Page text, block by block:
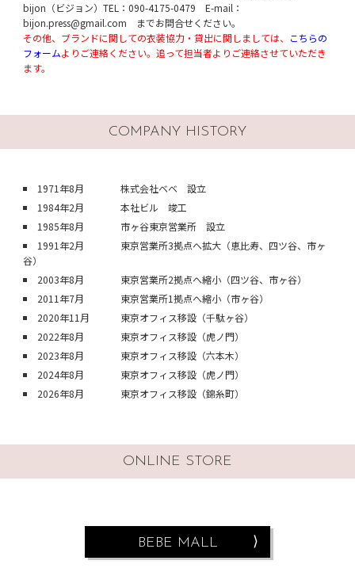
bijon（ビジョン）TEL：090-4175-0479 E-mail：
bijon.press@gmail.com までお問合せください。
その他、ブランドに関しての衣装協力・貸出に関しましては、
こちらの
フォームよりご連絡ください。追って担当者よりご連絡させていただき
ます。
COMPANY HISTORY
1971年8月
株式会社ベベ 設立
1984年2月
本社ビル 竣工
1985年8月
市ヶ谷東京営業所 設立
1991年2月
東京営業所3拠点へ拡大（恵比寿、四ツ谷、市ヶ
谷）
2003年8月
東京営業所2拠点へ縮小（四ツ谷、市ヶ谷）
2011年7月
東京営業所1拠点へ縮小（市ヶ谷）
2020年11月
東京オフィス移設（千駄ヶ谷）
2022年8月
東京オフィス移設（虎ノ門）
2023年8月
東京オフィス移設（六本木）
2024年8月
東京オフィス移設（虎ノ門）
2026年8月
東京オフィス移設（錦糸町）
ONLINE STORE
BEBE MALL